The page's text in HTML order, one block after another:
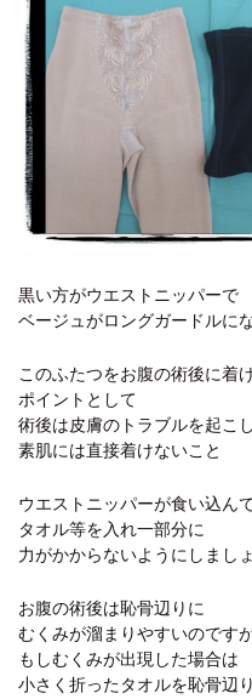
黒い方がウエストニッパーで
ベージュがロングガードルに
このふたつをお腹の術後に着
ポイントとして
術後は皮膚のトラブルを起こ
素肌には直接着けないこと
ウエストニッパーが食い込ん
タオル等を入れ一部分に
力がかからないようにしまし
お腹の術後は恥骨辺りに
むくみが溜まりやすいのですが
もしむくみが出現した場合は
小さく折ったタオルを恥骨辺